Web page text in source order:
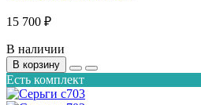
15 700 ₽
В наличии
В корзину
Есть комплект